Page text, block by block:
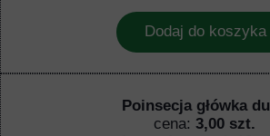
Dodaj do koszyka
Poinsecja główka
cena: 3,00 szt.